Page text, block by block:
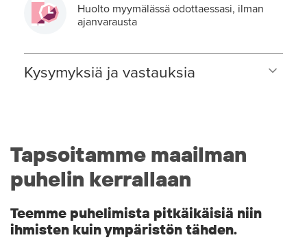
Huolto myymälässä odottaessasi, ilman
ajanvarausta
Kysymyksiä ja vastauksia
Tapsoitamme maailman
puhelin kerrallaan
Teemme puhelimista pitkäikäisiä niin
ihmisten kuin ympäristön tähden.